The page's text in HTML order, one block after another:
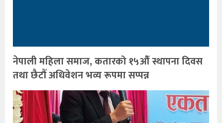
नेपाली महिला समाज, कतारको १५औँ स्थापना दिवस
तथा छैटौँ अधिवेशन भव्य रूपमा सप्पन्न